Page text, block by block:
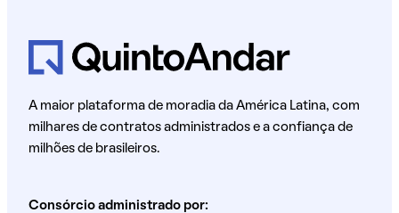
A maior plataforma de moradia da América Latina, com
milhares de contratos administrados e a confiança de
milhões de brasileiros.
Consórcio administrado por: